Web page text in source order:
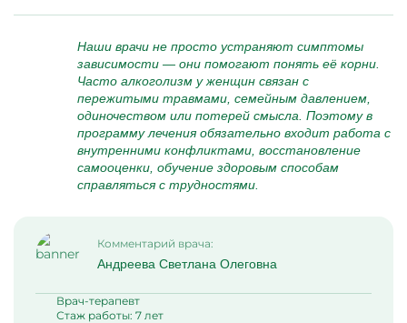
Наши врачи не просто устраняют симптомы
зависимости — они помогают понять её корни.
Часто алкоголизм у женщин связан с
пережитыми травмами, семейным давлением,
одиночеством или потерей смысла. Поэтому в
программу лечения обязательно входит работа с
внутренними конфликтами, восстановление
самооценки, обучение здоровым способам
справляться с трудностями.
Комментарий врача:
Андреева Светлана Олеговна
Врач-терапевт
Стаж работы: 7 лет